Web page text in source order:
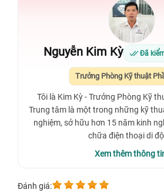
Nguyễn Kim Kỳ Đã
Trưởng Phòng Kỹ thuật
Tôi là Kim Kỳ - Trưởng Phòng Kỹ
Trung tâm là một trong những kỹ
nghiệm, sở hữu hơn 15 năm kinh
chữa điện thoại di
Xem thêm thông
Đánh giá: